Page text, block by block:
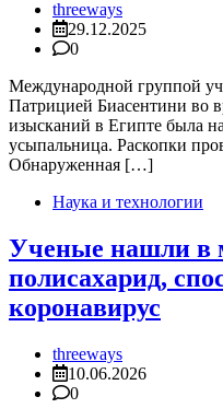
threeways
29.12.2025
0
Международной группой
Патрицией Биасентини во
изысканий в Египте была
усыпальница. Раскопки
Обнаруженная […]
Наука и технологии
Ученые нашли в
полисахарид,
коронавирус
threeways
10.06.2026
0